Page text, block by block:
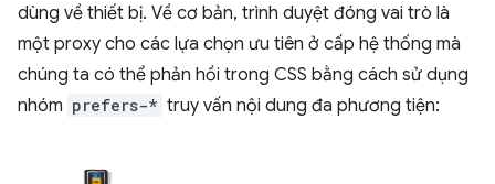
dùng về thiết bị. Về cơ bản, trình duyệt đóng vai trò là
một proxy cho các lựa chọn ưu tiên ở cấp hệ thống mà
chúng ta có thể phản hồi trong CSS bằng cách sử dụng
nhóm prefers-* truy vấn nội dung đa phương tiện: